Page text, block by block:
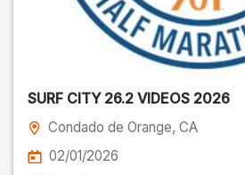
SURF CITY 26.2 VIDEOS 2026
Condado de Orange, CA
02/01/2026